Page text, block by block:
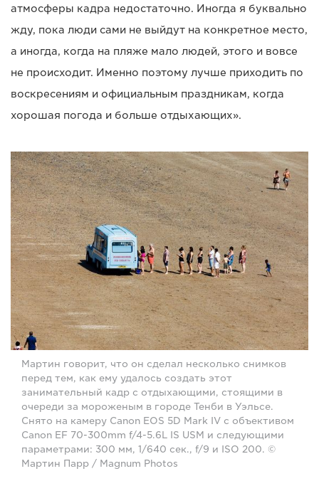
атмосферы кадра недостаточно. Иногда я буквально
жду, пока люди сами не выйдут на конкретное место,
а иногда, когда на пляже мало людей, этого и вовсе
не происходит. Именно поэтому лучше приходить по
воскресениям и официальным праздникам, когда
хорошая погода и больше отдыхающих».
Мартин говорит, что он сделал несколько снимков
перед тем, как ему удалось создать этот
занимательный кадр с отдыхающими, стоящими в
очереди за мороженым в городе Тенби в Уэльсе.
Снято на камеру Canon EOS 5D Mark IV с объективом
Canon EF 70-300mm f/4-5.6L IS USM и следующими
параметрами: 300 мм, 1/640 сек., f/9 и ISO 200. ©
Мартин Парр / Magnum Photos